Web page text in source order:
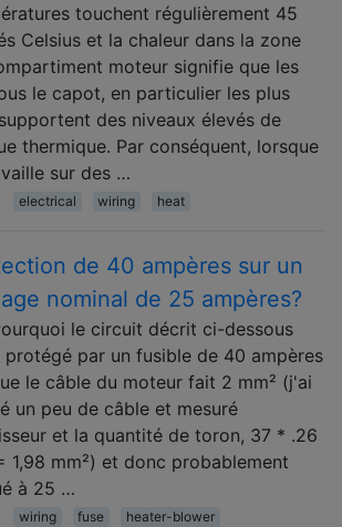
touchent régulièrement 45
Celsius et la chaleur dans la zone
moteur signifie que les
le capot, en particulier les plus
des niveaux élevés de
thermique. Par conséquent, lorsque
sur des …
electrical wiring heat
de 40 ampères sur un
nominal de 25 ampères?
le circuit décrit ci-dessous
protégé par un fusible de 40 ampères
le câble du moteur fait 2 mm² (j'ai
un peu de câble et mesuré
et la quantité de toron, 37 * .26
1,98 mm²) et donc probablement
à 25 …
wiring fuse heater-blower